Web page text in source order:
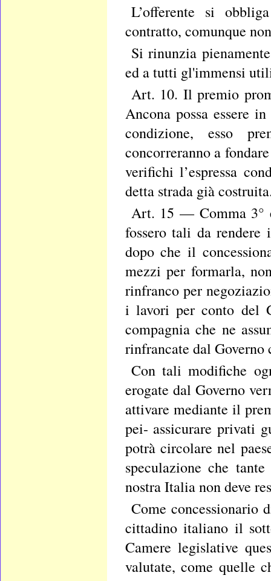
L’offerente si
contratto, comunque
Si rinunzia
ed a tutti gl'immensi
Art. 10. Il premio
Ancona possa essere
condizione, esso
concorreranno a
verifichi l’espressa
detta strada già
Art. 15 — Comma 3°
fossero tali da rendere
dopo che il
mezzi per formarla,
rinfranco per
i lavori per conto del
compagnia che ne
rinfrancate dal Governo
Con tali modifiche
erogate dal Governo
attivare mediante il
pei- assicurare privati
potrà circolare nel
speculazione che
nostra Italia non deve
Come concessionario
cittadino italiano il
Camere legislative
valutate, come quelle